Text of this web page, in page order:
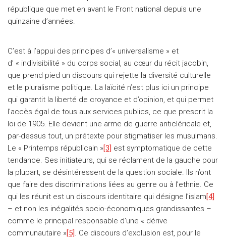
république que met en avant le Front national depuis une
quinzaine d’années.
C’est à l’appui des principes d’« universalisme » et
d’ « indivisibilité » du corps social, au cœur du récit jacobin,
que prend pied un discours qui rejette la diversité culturelle
et le pluralisme politique. La laïcité n’est plus ici un principe
qui garantit la liberté de croyance et d’opinion, et qui permet
l’accès égal de tous aux services publics, ce que prescrit la
loi de 1905. Elle devient une arme de guerre anticléricale et,
par-dessus tout, un prétexte pour stigmatiser les musulmans.
Le « Printemps républicain »[3] est symptomatique de cette
tendance. Ses initiateurs, qui se réclament de la gauche pour
la plupart, se désintéressent de la question sociale. Ils n’ont
que faire des discriminations liées au genre ou à l’ethnie. Ce
qui les réunit est un discours identitaire qui désigne l’islam[4]
– et non les inégalités socio-économiques grandissantes –
comme le principal responsable d’une « dérive
communautaire »[5]. Ce discours d’exclusion est, pour le